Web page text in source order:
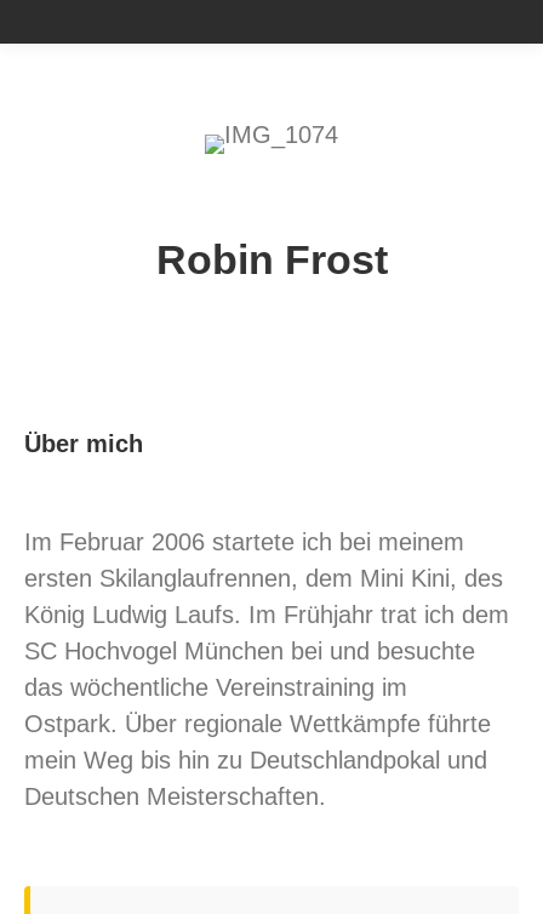
Robin Frost
Über mich
Im Februar 2006 startete ich bei meinem
ersten Skilanglaufrennen, dem Mini Kini, des
König Ludwig Laufs. Im Frühjahr trat ich dem
SC Hochvogel München bei und besuchte
das wöchentliche Vereinstraining im
Ostpark. Über regionale Wettkämpfe führte
mein Weg bis hin zu Deutschlandpokal und
Deutschen Meisterschaften.